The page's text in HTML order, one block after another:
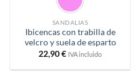
SANDALIAS
Ibicencas con trabilla de
velcro y suela de esparto
22,90€ IVA incluido